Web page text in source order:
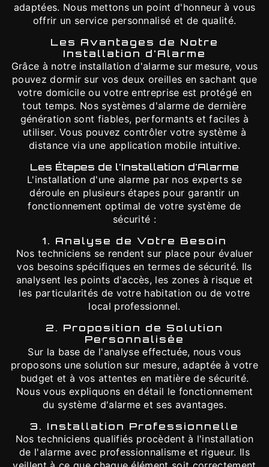
adaptées. Nous mettons un point d'honneur à vous
offrir un service personnalisé et de qualité.
Les Avantages de Notre
Installation d'Alarme
Grâce à notre installation d'alarme sur mesure, vous
pouvez dormir sur vos deux oreilles en sachant que
votre domicile ou votre entreprise est protégé en
tout temps. Nos systèmes d'alarme de dernière
génération sont fiables, performants et faciles à
utiliser. Vous pouvez contrôler votre système à
distance via une application mobile intuitive.
Les Étapes de l'Installation d'Alarme
L'installation d'une alarme par nos experts se
déroule en plusieurs étapes pour garantir un
fonctionnement optimal de votre système de
sécurité :
1. Analyse de Votre Besoin
Nos techniciens se rendent sur place pour évaluer
vos besoins spécifiques en termes de sécurité. Ils
analysent les points d'accès, les zones à risque et
les particularités de votre habitation ou de votre
local professionnel.
2. Proposition de Solution
Personnalisée
Sur la base de l'analyse effectuée, nous vous
proposons une solution sur mesure, adaptée à votre
budget et à vos attentes en matière de sécurité.
Nous vous expliquons en détail le fonctionnement
du système d'alarme et ses avantages.
3. Installation Professionnelle
Nos techniciens qualifiés procèdent à l'installation
de l'alarme avec professionnalisme et rigueur. Ils